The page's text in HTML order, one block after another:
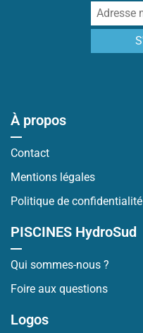
À propos
Contact
Mentions légales
Politique de confidentialité
PISCINES HydroSud
Qui sommes-nous ?
Foire aux questions
Logos